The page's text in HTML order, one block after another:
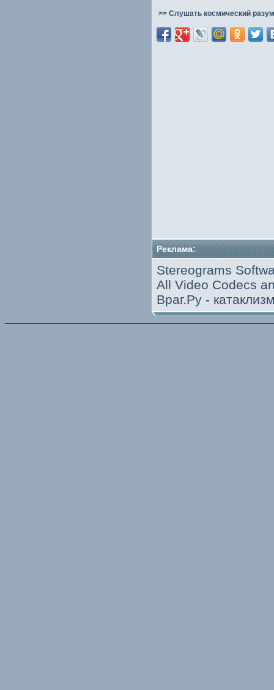
>> Слушать космический
Реклама:
Stereograms
All Video Codecs
Враг.Ру -